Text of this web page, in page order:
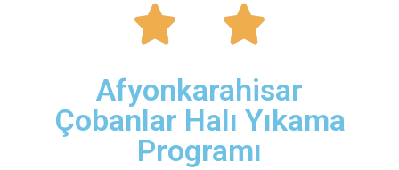


Afyonkarahisar
Çobanlar Halı Yıkama
Programı